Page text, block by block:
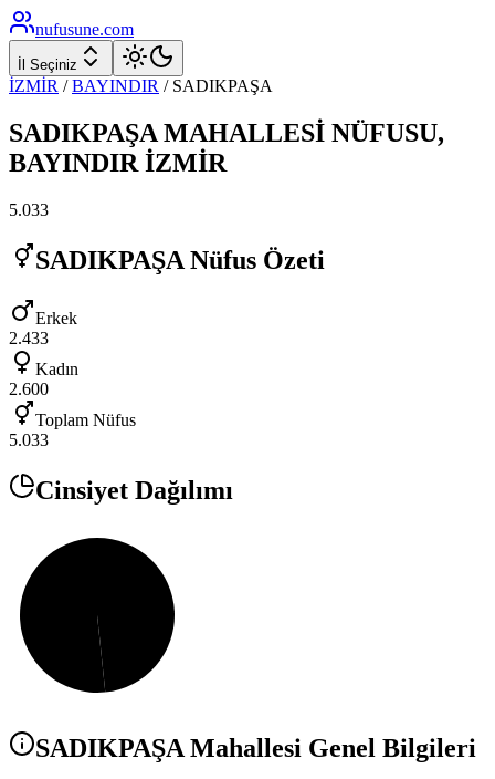
nufusune.com
İl Seçiniz
İZMİR / BAYINDIR / SADIKPAŞA
SADIKPAŞA MAHALLESİ NÜFUSU,
BAYINDIR İZMİR
5.033
SADIKPAŞA Nüfus Özeti
Erkek
2.433
Kadın
2.600
Toplam Nüfus
5.033
Cinsiyet Dağılımı
SADIKPAŞAMahallesi Genel Bilgileri